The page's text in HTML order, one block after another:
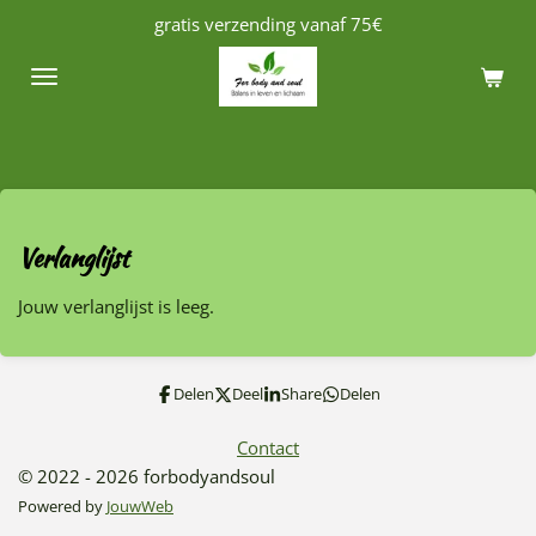
naar
gratis verzending vanaf 75€
Verlanglijst
Jouw verlanglijst is leeg.
Delen Deel Share Delen
Contact
© 2022 - 2026 forbodyandsoul
Powered by JouwWeb